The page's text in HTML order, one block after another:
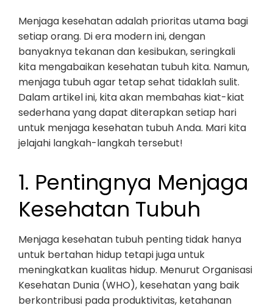
Menjaga kesehatan adalah prioritas utama bagi
setiap orang. Di era modern ini, dengan
banyaknya tekanan dan kesibukan, seringkali
kita mengabaikan kesehatan tubuh kita. Namun,
menjaga tubuh agar tetap sehat tidaklah sulit.
Dalam artikel ini, kita akan membahas kiat-kiat
sederhana yang dapat diterapkan setiap hari
untuk menjaga kesehatan tubuh Anda. Mari kita
jelajahi langkah-langkah tersebut!
1. Pentingnya Menjaga
Kesehatan Tubuh
Menjaga kesehatan tubuh penting tidak hanya
untuk bertahan hidup tetapi juga untuk
meningkatkan kualitas hidup. Menurut Organisasi
Kesehatan Dunia (WHO), kesehatan yang baik
berkontribusi pada produktivitas, ketahanan